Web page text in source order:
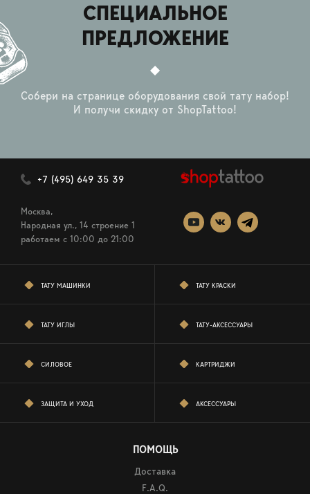
СПЕЦИАЛЬНОЕ
ПРЕДЛОЖЕНИЕ
Собери на странице оборудования свой тату набор!
И получи скидку от ShopTattoo!
+7 (495) 649 35 39
Москва,
Народная ул., 14 строение 1
работаем c 10:00 до 21:00
ТАТУ МАШИНКИ ТАТУ КРАСКИ
ТАТУ ИГЛЫ ТАТУ-АКСЕССУАРЫ
СИЛОВОЕ КАРТРИДЖИ
ЗАЩИТА И УХОД АКСЕССУАРЫ
ПОМОЩЬ
Доставка
F.A.Q.